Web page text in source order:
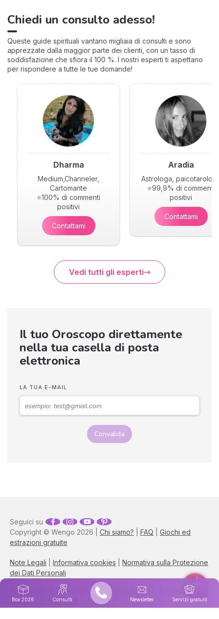
Chiedi un consulto adesso!
Queste guide spirituali vantano migliaia di consulti e sono
apprezzate dalla maggior parte dei clienti, con un tasso di
soddisfazione che sfiora il 100 %. I nostri esperti ti aspettano
per rispondere a tutte le tue domande!
Dharma
Medium,Channeler,
Cartomante
⭐100% di commenti
positivi
Contattami
Aradia
Astrologa,
⭐99,9% di commenti
positivi
Contattami
Vedi tutti gli esperti
Il tuo Oroscopo direttamente
nella tua casella di posta
elettronica
LA TUA E-MAIL
Convalida
Box 2026 Consulti Newsletter Servizi gratuiti
Copyright © Wengo 2026 | Chi siamo? FAQ
Giochi ed
estrazioni gratuite
Note Legali Informativa cookies
Normativa sulla Protezione
dei Dati Personali
Seguici su
Astrocenter è disponibile anche in Francia Portogalllo
Spagna
USA / UK